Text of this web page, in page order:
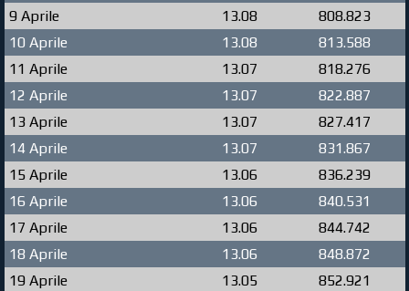
9 Aprile
13.08
808.823
10 Aprile
13.08
813.588
11 Aprile
13.07
818.276
12 Aprile
13.07
822.887
13 Aprile
13.07
827.417
14 Aprile
13.07
831.867
15 Aprile
13.06
836.239
16 Aprile
13.06
840.531
17 Aprile
13.06
844.742
18 Aprile
13.06
848.872
19 Aprile
13.05
852.921